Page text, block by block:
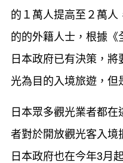
的１萬人提高至２萬人
的的外籍人士，根據《
日本政府已有決策，
光為目的入境旅遊，但
日本眾多觀光業者都
者對於開放觀光客入境
日本政府也在今年3月